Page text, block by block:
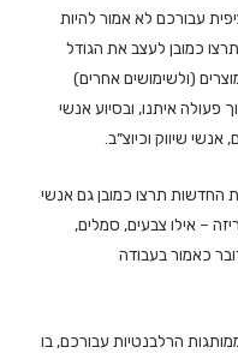
עבורכם לא אמור להיות
כמובן לעצב את הגודל
(ולשימושים אחרים)
פעולה איתנו, ובסיוע אנשי
שיווק וכיוצ”ב.
החדשות תרצו כמובן גם אנשי
– אילו צבעים, סמלים,
כאמור בעבודה
הרלבנטיות עבורכם, בו